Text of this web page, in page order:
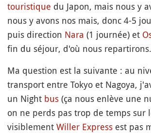
touristique du Japon, mais nous y
nous y avons nos mais, donc 4-5
puis direction Nara (1 journée) et
fin du séjour, d'où nous repartirons.
Ma question est la suivante : au
transport entre Tokyo et Nagoya,
un Night bus (ça nous enlève une
on ne perds pas trop de temps sur
visiblement Willer Express est pas